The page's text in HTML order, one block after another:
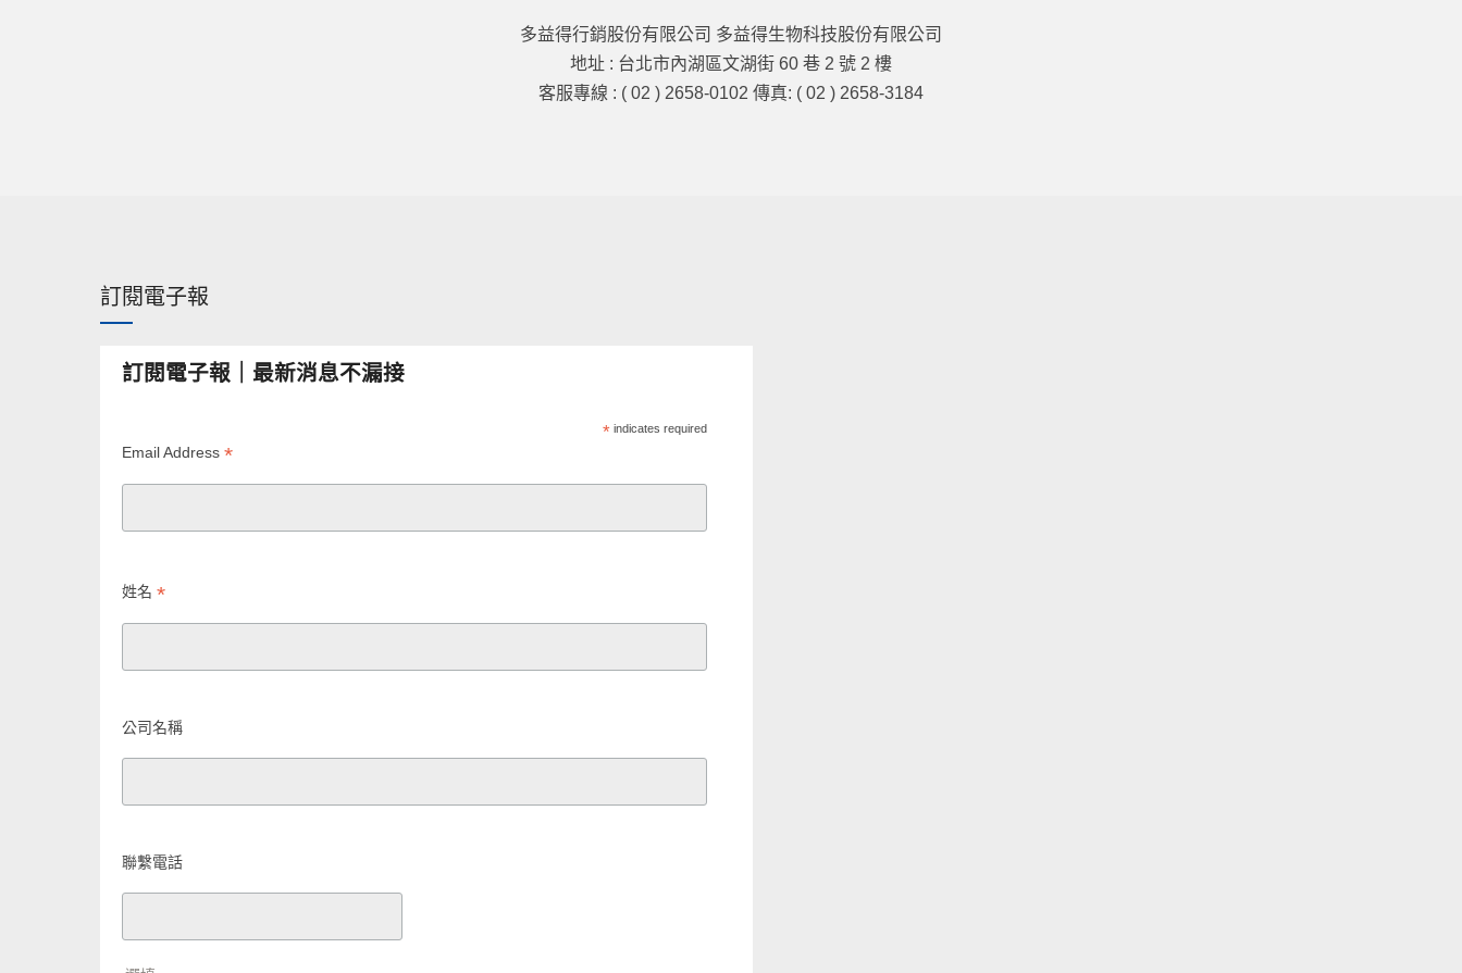
多益得行銷股份有限公司 多益得生物科技股份有限公司
地址 : 台北市內湖區文湖街 60 巷 2 號 2 樓
客服專線 : ( 02 ) 2658-0102 傳真: ( 02 ) 2658-3184
訂閱電子報
訂閱電子報｜最新消息不漏接
*indicates required
Email Address *
姓名 *
公司名稱
聯繫電話